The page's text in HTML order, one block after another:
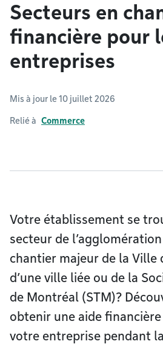
Secteurs en
financière pour
entreprises
Mis à jour le 10 juillet 2026
Relié à Commerce
Votre établissement se
secteur de
chantier majeur de la Ville
d’une ville liée ou de la
de Montréal (STM)?
obtenir une aide
votre entreprise pendant